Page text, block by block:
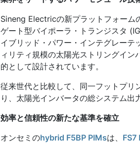
Sineng Electricの新プラットフォーム
ゲート型バイポーラ・トランジスタ
イブリッド・パワー・インテグレーテ
ィリティ規模の太陽光ストリングイン
的として設計されています。
従来世代と比較して、同一フットプリ
り、太陽光インバータの総システム
効率と信頼性の新たな基準を確立
オンセミのhybrid F5BP PIMsは、 FS7